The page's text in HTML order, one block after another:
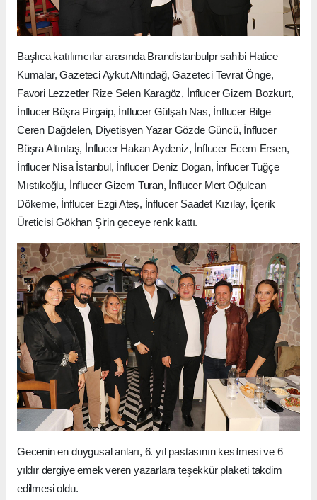
Başlıca katılımcılar arasında Brandistanbulpr sahibi Hatice
Kumalar, Gazeteci Aykut Altındağ, Gazeteci Tevrat Önge,
Favori Lezzetler Rize Selen Karagöz, İnflucer Gizem Bozkurt,
İnflucer Büşra Pirgaip, İnflucer Gülşah Nas, İnflucer Bilge
Ceren Dağdelen, Diyetisyen Yazar Gözde Güncü, İnflucer
Büşra Altıntaş, İnflucer Hakan Aydeniz, İnflucer Ecem Ersen,
İnflucer Nisa İstanbul, İnflucer Deniz Dogan, İnflucer Tuğçe
Mıstıkoğlu, İnflucer Gizem Turan, İnflucer Mert Oğulcan
Dökeme, İnflucer Ezgi Ateş, İnflucer Saadet Kızılay, İçerik
Üreticisi Gökhan Şirin geceye renk kattı.
Gecenin en duygusal anları, 6. yıl pastasının kesilmesi ve 6
yıldır dergiye emek veren yazarlara teşekkür plaketi takdim
edilmesi oldu.